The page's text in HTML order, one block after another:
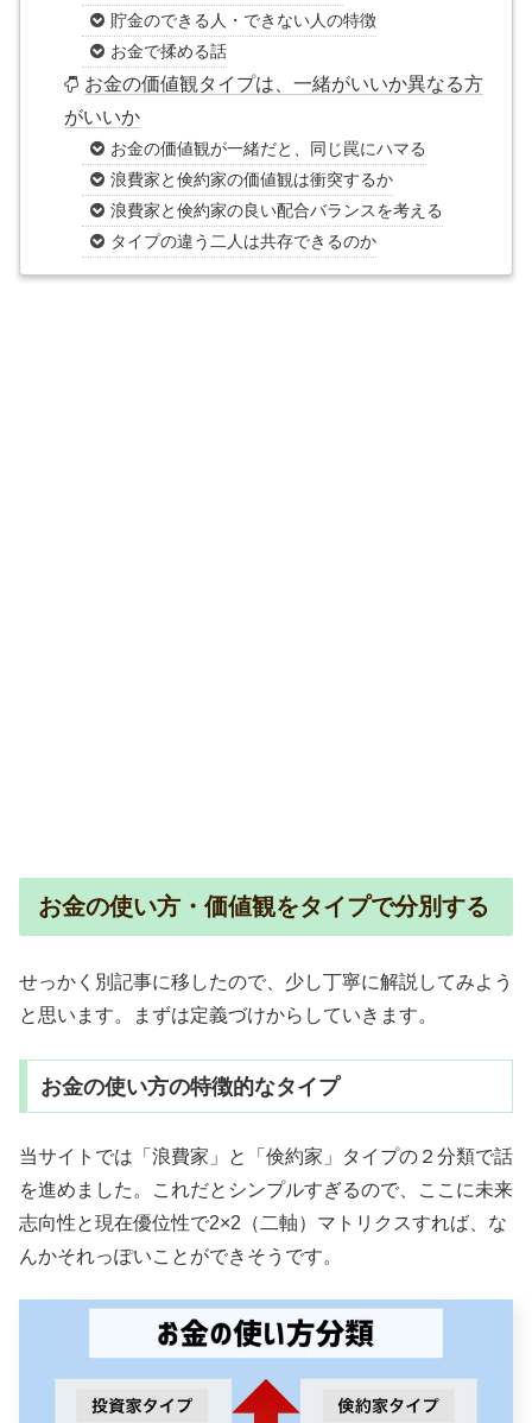
貯金のできる人・できない人の特徴
お金で揉める話
お金の価値観タイプは、一緒がいいか異なる方
がいいか
お金の価値観が一緒だと、同じ罠にハマる
浪費家と倹約家の価値観は衝突するか
浪費家と倹約家の良い配合バランスを考える
タイプの違う二人は共存できるのか
お金の使い方・価値観をタイプで分別する
せっかく別記事に移したので、少し丁寧に解説してみよう
と思います。まずは定義づけからしていきます。
お金の使い方の特徴的なタイプ
当サイトでは「浪費家」と「倹約家」タイプの２分類で話
を進めました。これだとシンプルすぎるので、ここに未来
志向性と現在優位性で2×2（二軸）マトリクスすれば、な
んかそれっぽいことができそうです。